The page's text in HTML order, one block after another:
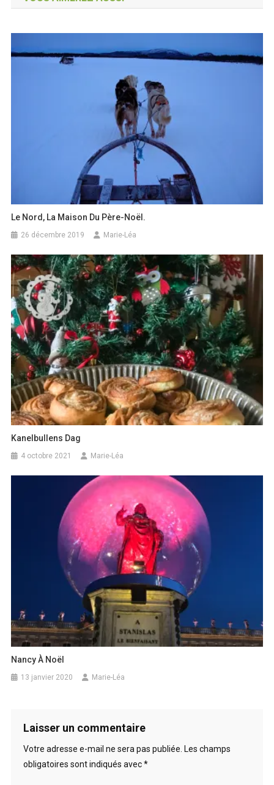
l’article
Le Nord, La Maison Du Père-Noël.
26 décembre 2019 Marie-Léa
Kanelbullens Dag
4 octobre 2021 Marie-Léa
Nancy À Noël
13 janvier 2020 Marie-Léa
Laisser un commentaire
Votre adresse e-mail ne sera pas publiée. Les champs
obligatoires sont indiqués avec*